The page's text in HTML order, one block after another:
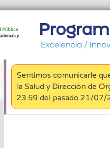
Sentimos comunicarle
la Salud y Dirección de
23.59 del pasado 21/07/